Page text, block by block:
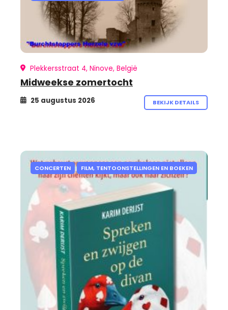
Plekkersstraat 4, Ninove, België
Midweekse zomertocht
25 augustus 2026 BEKIJK DETAILS
CONCERTEN FILM, TENTOONSTELLINGEN EN BOEKEN